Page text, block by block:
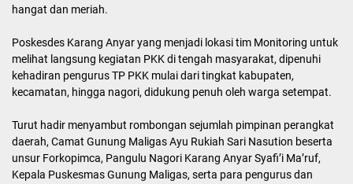
hangat dan meriah.
Poskesdes Karang Anyar yang menjadi lokasi tim Monitoring untuk
melihat langsung kegiatan PKK di tengah masyarakat, dipenuhi
kehadiran pengurus TP PKK mulai dari tingkat kabupaten,
kecamatan, hingga nagori, didukung penuh oleh warga setempat.
Turut hadir menyambut rombongan sejumlah pimpinan perangkat
daerah, Camat Gunung Maligas Ayu Rukiah Sari Nasution beserta
unsur Forkopimca, Pangulu Nagori Karang Anyar Syafi’i Ma’ruf,
Kepala Puskesmas Gunung Maligas, serta para pengurus dan